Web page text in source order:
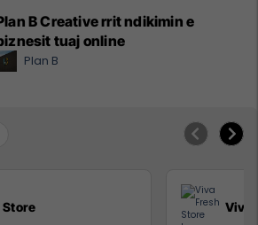
B Creative rrit ndikimin e
tuaj online
Plan B
Store Viva